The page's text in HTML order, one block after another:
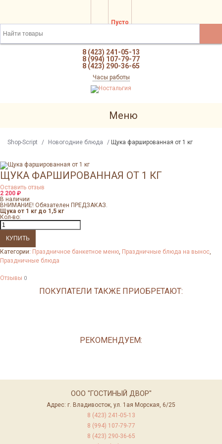
Пусто
8 (423) 241-05-13
8 (994) 107-79-77
8 (423) 290-36-65
Часы работы
Меню
Shop-Script / Новогодние блюда / Щука фаршированная от 1 кг
ЩУКА ФАРШИРОВАННАЯ ОТ 1 КГ
Оставить отзыв
2 200 ₽
В наличии
ВНИМАНИЕ! Обязателен ПРЕДЗАКАЗ.
Щука от 1 кг до 1,5 кг
Кол-во:
Категории: Праздничное банкетное меню, Праздничные блюда на вынос,
Праздничные блюда
Отзывы 0
ПОКУПАТЕЛИ ТАКЖЕ ПРИОБРЕТАЮТ:
РЕКОМЕНДУЕМ:
ООО "ГОСТИНЫЙ ДВОР"
Адрес: г. Владивосток, ул. 1ая Морская, 6/25
8 (423) 241-05-13
8 (994) 107-79-77
8 (423) 290-36-65